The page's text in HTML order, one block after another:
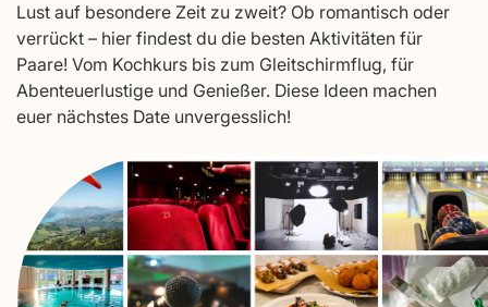
Lust auf besondere Zeit zu zweit? Ob romantisch oder
verrückt – hier findest du die besten Aktivitäten für
Paare! Vom Kochkurs bis zum Gleitschirmflug, für
Abenteuerlustige und Genießer. Diese Ideen machen
euer nächstes Date unvergesslich!